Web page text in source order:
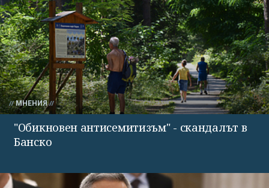
МНЕНИЯ
"Обикновен антисемитизъм" - скандалът в
Банско